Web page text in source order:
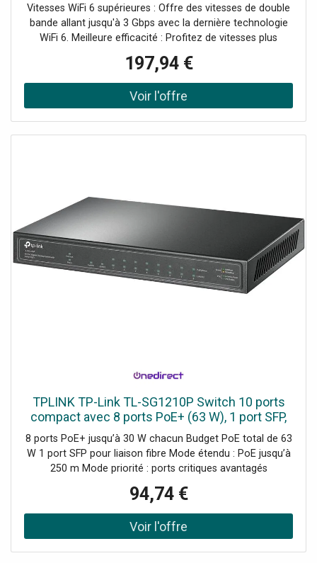
réseau Wi-Fi.
Vitesses WiFi 6 supérieures : Offre des vitesses de double
bande allant jusqu'à 3 Gbps avec la dernière technologie
WiFi 6. Meilleure efficacité : Profitez de vitesses plus
grâce à OFDMA et MU-MIMO. Bande de 160 MHz : Doublez
les données pendant les pics de transmission en un seul
flux avec HE160, améliorant les performances de votre
réseau Wi-Fi. Demander un audit de connectivité !
197,94 €
TPLINK TP-Link TL-SG1210P Switch 10 ports
compact avec 8 ports PoE+ (63 W), 1 port SFP,
gestion automatique et modes avancés
8 ports PoE+ jusqu’à 30 W chacun Budget PoE total de 63
W 1 port SFP pour liaison fibre Mode étendu : PoE jusqu’à
250 m Mode priorité : ports critiques avantagés
silencieuse sans ventilateur Fonctionnement sans
configuration
94,74 €